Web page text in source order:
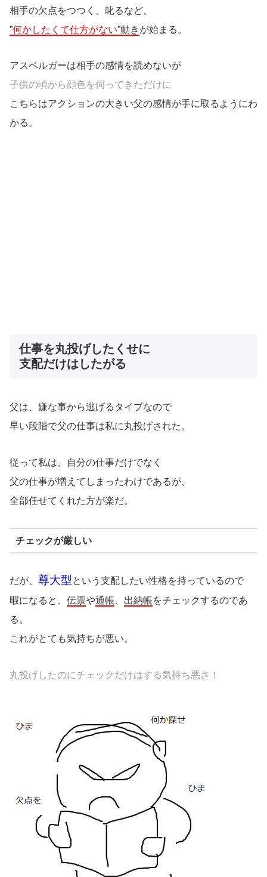
相手の欠点をつつく、叱るなど、
”何かしたくて仕方がない”動き が始まる。
アスペルガーは相手の感情を読めないが
子供の頃から顔色を伺ってきただけに
こちらはアクションの大きい父の感情が手に取るようにわ
かる。
仕事を丸投げしたくせに
支配だけはしたがる
父は、嫌な事から逃げるタイプなので
早い段階で父の仕事は私に丸投げされた。
従って私は、自分の仕事だけでなく
父の仕事が増えてしまったわけであるが、
全部任せてくれた方が楽だ。
チェックが厳しい
だが、 尊大型 という支配したい性格を持っているので
暇になると、 伝票や通帳 出納帳をチェックするのであ
る。
これがとても気持ちが悪い。
丸投げしたのにチェックだけはする気持ち悪さ！